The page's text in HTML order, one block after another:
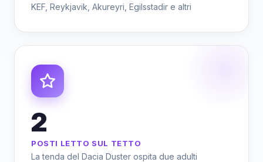
KEF, Reykjavik, Akureyri, Egilsstadir e altri
2
POSTI LETTO SUL TETTO
La tenda del Dacia Duster ospita due adulti